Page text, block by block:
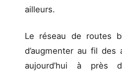
ailleurs.
Le réseau de routes
d’augmenter au fil
aujourd’hui à près